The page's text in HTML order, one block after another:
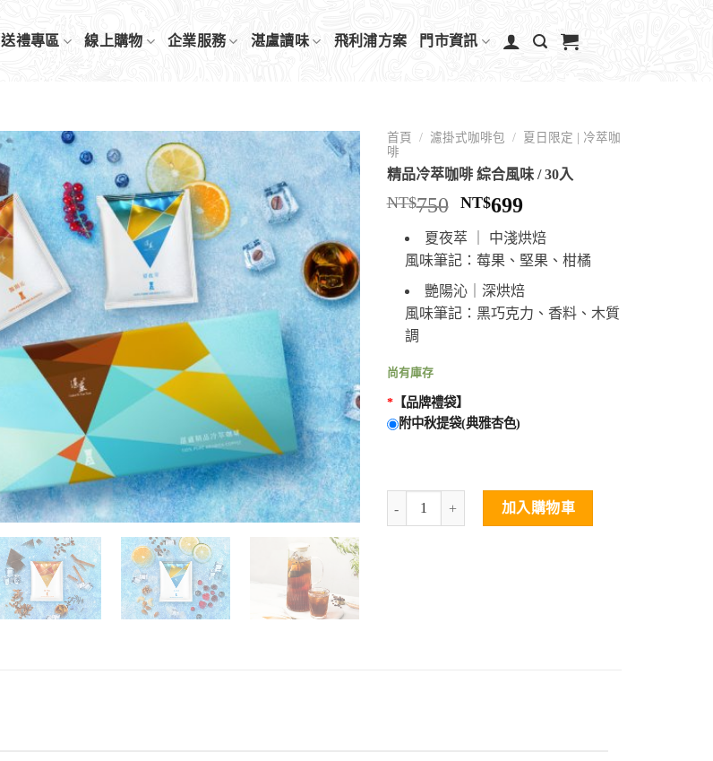
送禮專區 線上購物 企業服務 湛盧讀味 飛利浦方案 門市資訊
首頁 / 濾掛式咖啡包 /
夏日限定 | 冷萃咖
啡
精品冷萃咖啡 綜合風味 / 30入
NT$750 NT$699
夏夜萃 ｜ 中淺烘焙
風味筆記：莓果、堅果、柑橘
艷陽沁｜深烘焙
風味筆記：黑巧克力、香料、木質
調
尚有庫存
*【品牌禮袋】
附中秋提袋(典雅杏色)
加入購物車